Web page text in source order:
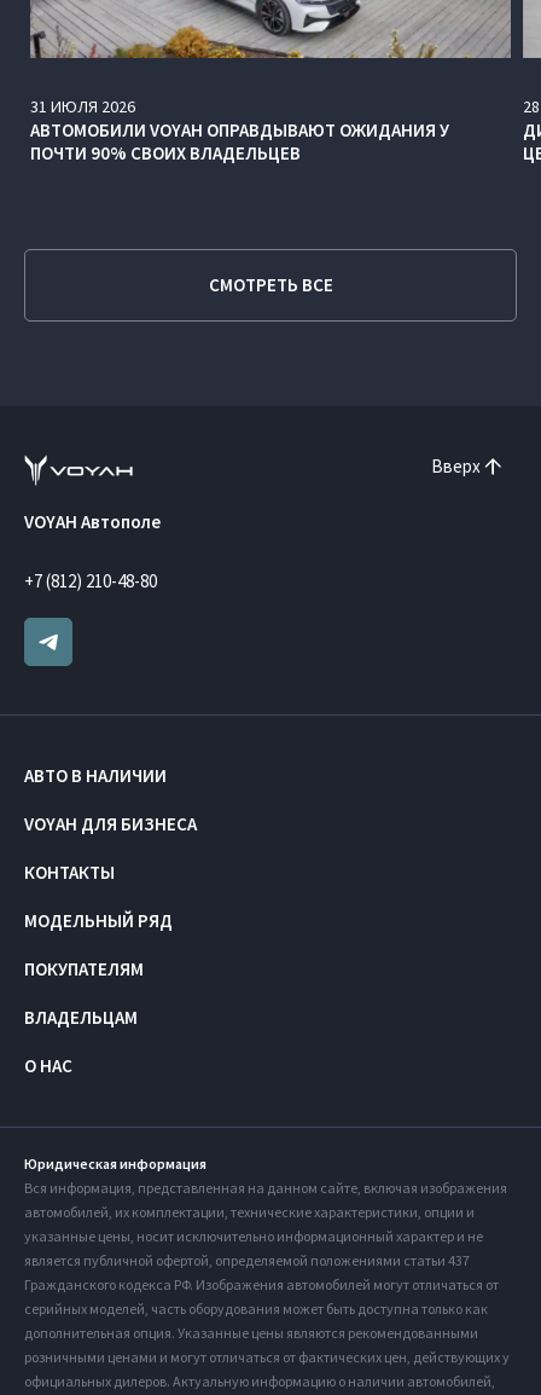
31 ИЮЛЯ 2026
АВТОМОБИЛИ VOYAH ОПРАВДЫВАЮТ ОЖИДАНИЯ У
ПОЧТИ 90% СВОИХ ВЛАДЕЛЬЦЕВ
28
СМОТРЕТЬ ВСЕ
Вверх
VOYAH Автополе
+7 (812) 210-48-80
АВТО В НАЛИЧИИ
VOYAH ДЛЯ БИЗНЕСА
КОНТАКТЫ
МОДЕЛЬНЫЙ РЯД
ПОКУПАТЕЛЯМ
ВЛАДЕЛЬЦАМ
О НАС
Юридическая информация
Вся информация, представленная на данном сайте, включая изображения
автомобилей, их комплектации, технические характеристики, опции и
указанные цены, носит исключительно информационный характер и не
является публичной офертой, определяемой положениями статьи 437
Гражданского кодекса РФ. Изображения автомобилей могут отличаться от
серийных моделей, часть оборудования может быть доступна только как
дополнительная опция. Указанные цены являются рекомендованными
розничными ценами и могут отличаться от фактических цен, действующих у
официальных дилеров. Актуальную информацию о наличии автомобилей,